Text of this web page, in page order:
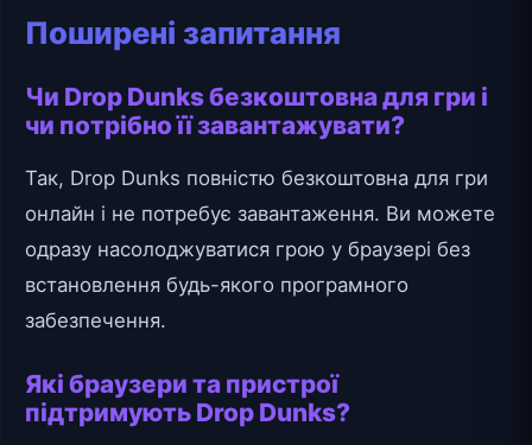
Поширені запитання
Чи Drop Dunks безкоштовна для гри і
чи потрібно її завантажувати?
Так, Drop Dunks повністю безкоштовна для гри
онлайн і не потребує завантаження. Ви можете
одразу насолоджуватися грою у браузері без
встановлення будь-якого програмного
забезпечення.
Які браузери та пристрої
підтримують Drop Dunks?